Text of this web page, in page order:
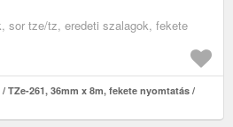
sor tze/tz, eredeti szalagok, fekete
TZe-261, 36mm x 8m, fekete nyomtatás /